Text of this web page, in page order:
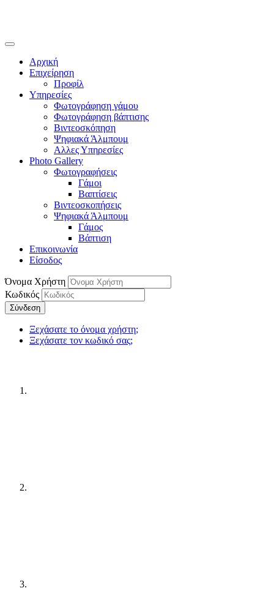
Αρχική
Επιχείρηση
Προφίλ
Υπηρεσίες
Φωτογράφηση γάμου
Φωτογράφηση βάπτισης
Βιντεοσκόπηση
Ψηφιακά Άλμπουμ
Αλλες Υπηρεσίες
Photo Gallery
Φωτογραφήσεις
Γάμοι
Βαπτίσεις
Βιντεοσκοπήσεις
Ψηφιακά Άλμπουμ
Γάμος
Βάπτιση
Επικοινωνία
Είσοδος
Όνομα Χρήστη
Κωδικός
Σύνδεση
Ξεχάσατε το όνομα χρήστη;
Ξεχάσατε τον κωδικό σας;